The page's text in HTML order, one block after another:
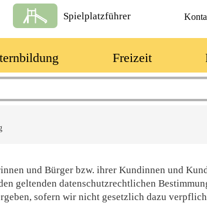
Spielplatzführer
Freizeit
und Bürger bzw. ihrer Kundinnen und
geltenden datenschutzrechtlichen
sofern wir nicht gesetzlich dazu